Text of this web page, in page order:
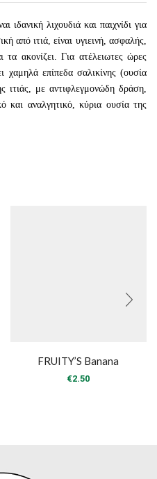
ιδανική λιχουδιά και παιχνίδι για
από ιτιά, είναι υγιεινή, ασφαλής,
ακονίζει. Για ατέλειωτες ώρες
χαμηλά επίπεδα σαλικίνης (ουσία
ιτιάς, με αντιφλεγμονώδη δράση,
και αναλγητικό, κύρια ουσία της
FRUITY’S Banana
€2.50